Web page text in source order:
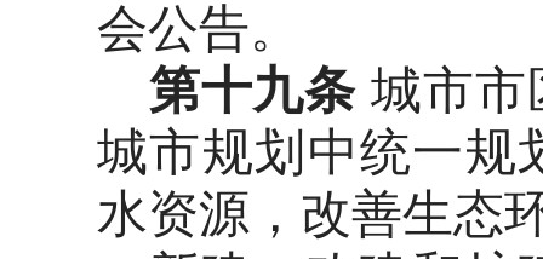
会公告。
第十九条 城市市
城市规划中统一规
水资源，改善生态